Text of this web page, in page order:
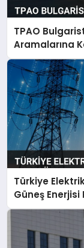
TPAO
Aramalarına
Türkiye
Güneş Enerjisi